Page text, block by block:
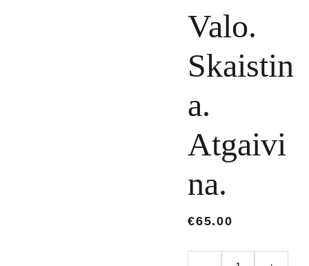
Valo.
Skaistin
a.
Atgaivi
na.
€65.00